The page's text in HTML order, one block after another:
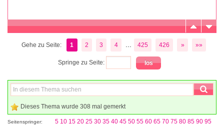
Gehe zu Seite: 1 2 3 4 425 426 » »»
Springe zu Seite:
Dieses Thema wurde 308 mal gemerkt
Seitenspringer: 5 10 15 20 25 30 35 40 45 50 55 60 65 70 75 80 85 90 95